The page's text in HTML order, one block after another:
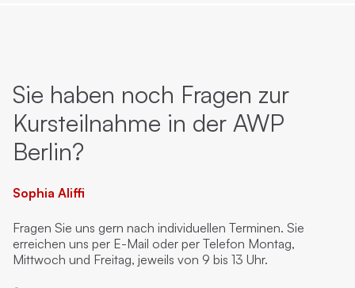
Sie haben noch Fragen zur
Kursteilnahme in der AWP
Berlin?
Sophia Aliffi
Fragen Sie uns gern nach individuellen Terminen. Sie
erreichen uns per E-Mail oder per Telefon Montag,
Mittwoch und Freitag, jeweils von 9 bis 13 Uhr.